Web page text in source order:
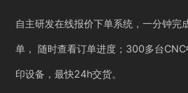
自主研发在线报价下单系统，一分钟完
单， 随时查看订单进度；300多台
印设备，最快24h交货。